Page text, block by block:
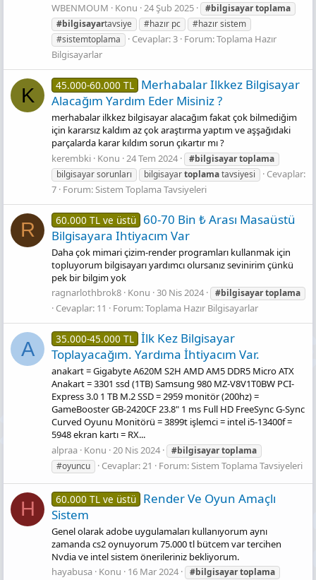
WBENMOUM
Konu 24 Şub 2025 #bilgisayartoplama
#bilgisayartavsiye #hazır pc
#hazır sistem
#sistemtoplama
Cevaplar: 3 Forum:Toplama Hazır
Bilgisayarlar
K 45.000-60.000 TL Merhabalar Ilkkez Bilgisayar
Alacağım Yardım Eder Misiniz ?
merhabalar ilkkez bilgisayar alacağım fakat çok bilmediğim
için kararsız kaldım az çok araştırma yaptım ve aşşağıdaki
parçalarda karar kıldım sorun çıkartır mı ?
kerembki Konu 24 Tem 2024 #bilgisayartoplama
bilgisayar sorunları
bilgisayartoplamatavsiyesi
Cevaplar:
7 Forum:Sistem Toplama Tavsiyeleri
R 60.000 TL ve üstü 60-70 Bin ₺ Arası Masaüstü
Bilgisayara Ihtiyacım Var
Daha çok mimari çizim-render programları kullanmak için
topluyorum bilgisayarı yardımcı olursanız sevinirim çünkü
pek bir bilgim yok
ragnarlothbrok8 Konu 30 Nis 2024 #bilgisayartoplama
Cevaplar: 11 Forum:Toplama Hazır Bilgisayarlar
A 35.000-45.000 TL İlk Kez Bilgisayar
Toplayacağım. Yardıma İhtiyacım Var.
anakart = Gigabyte A620M S2H AMD AM5 DDR5 Micro ATX
Anakart = 3301 ssd (1TB) Samsung 980 MZ-V8V1T0BW PCI-
Express 3.0 1 TB M.2 SSD = 2959 monitör (200hz) =
GameBooster GB-2420CF 23.8" 1 ms Full HD FreeSync G-Sync
Curved Oyunu Monitörü = 3899t işlemci = intel i5-13400f =
5948 ekran kartı = RX...
alpraa Konu 20 Nis 2024 #bilgisayartoplama
#oyuncu
Cevaplar: 21 Forum: Sistem Toplama Tavsiyeleri
H 60.000 TL ve üstü Render Ve Oyun Amaçlı
Sistem
Genel olarak adobe uygulamaları kullanıyorum aynı
zamanda cs2 oynuyorum 75.000 tl bütcem var tercihen
Nvdia ve intel sistem önerileriniz bekliyorum.
hayabusa Konu 16 Mar 2024 #bilgisayartoplama